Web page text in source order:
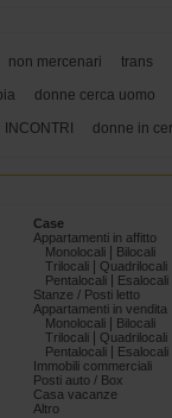
non mercenari
trans
donne cerca uomo
INCONTRI donne in
Case
Appartamenti in affitto
Monolocali
Bilocali
Trilocali
Quadrilocali
Pentalocali
Esalocali
Stanze / Posti letto
Appartamenti in vendita
Monolocali
Bilocali
Trilocali
Quadrilocali
Pentalocali
Esalocali
Immobili commerciali
Posti auto / Box
Casa vacanze
Altro